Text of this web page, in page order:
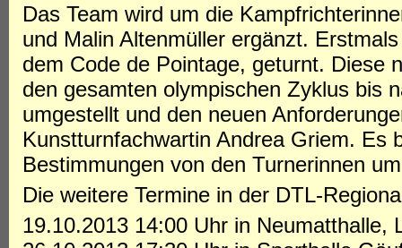
Das Team wird um die
und Malin Altenmüller ergänzt.
dem Code de Pointage, geturnt. Diese
den gesamten olympischen Zyklus bis
umgestellt und den neuen
Kunstturnfachwartin Andrea Griem. Es
Bestimmungen von den Turnerinnen
Die weitere Termine in der DTL-
19.10.2013 14:00 Uhr in Neumatthalle,